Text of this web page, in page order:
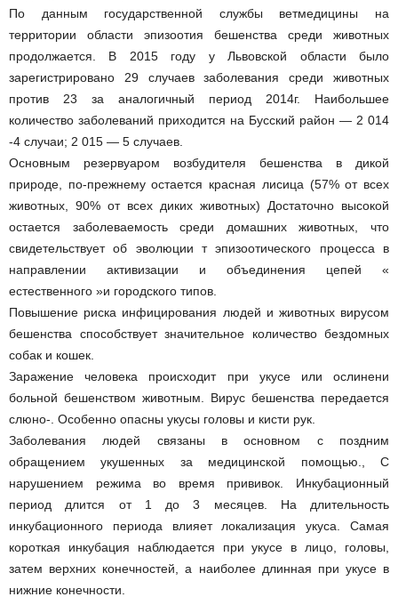
По данным государственной службы ветмедицины на
территории области эпизоотия бешенства среди животных
продолжается. В 2015 году у Львовской области было
зарегистрировано 29 случаев заболевания среди животных
против 23 за аналогичный период 2014г. Наибольшее
количество заболеваний приходится на Бусский район — 2 014
-4 случаи; 2 015 — 5 случаев.
Основным резервуаром возбудителя бешенства в дикой
природе, по-прежнему остается красная лисица (57% от всех
животных, 90% от всех диких животных) Достаточно высокой
остается заболеваемость среди домашних животных, что
свидетельствует об эволюции т эпизоотического процесса в
направлении активизации и объединения цепей «
естественного »и городского типов.
Повышение риска инфицирования людей и животных вирусом
бешенства способствует значительное количество бездомных
собак и кошек.
Заражение человека происходит при укусе или ослинени
больной бешенством животным. Вирус бешенства передается
слюно-. Особенно опасны укусы головы и кисти рук.
Заболевания людей связаны в основном с поздним
обращением укушенных за медицинской помощью., С
нарушением режима во время прививок. Инкубационный
период длится от 1 до 3 месяцев. На длительность
инкубационного периода влияет локализация укуса. Самая
короткая инкубация наблюдается при укусе в лицо, головы,
затем верхних конечностей, а наиболее длинная при укусе в
нижние конечности.